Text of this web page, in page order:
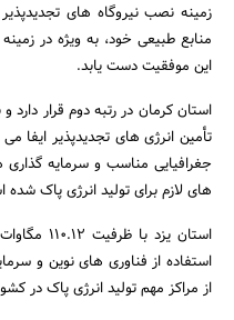
زمینه نصب نیروگاه های
منابع طبیعی خود، به ویژه در
این موفقیت دست یابد.
تأمین انرژی های تجدیدپذیر ایفا
جغرافیایی مناسب و سرمایه
های لازم برای تولید انرژی پاک
استان
استفاده از فناوری های نوین و
از مراکز مهم تولید انرژی پاک در